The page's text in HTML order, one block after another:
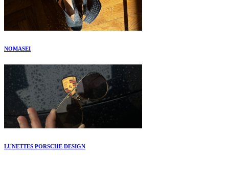
NOMASEI
LUNETTES PORSCHE DESIGN